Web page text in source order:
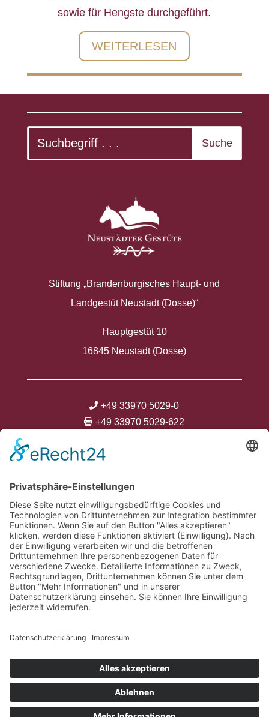
sowie für Hengste durchgeführt.
WEITERLESEN
Stiftung „Brandenburgisches Haupt- und
Landgestüt Neustadt (Dosse)“
Hauptgestüt 10
16845 Neustadt (Dosse)
 +49 33970 5029-0
 +49 33970 5029-622
Kontakt
Anfahrt
Datenschutzerklärung
Impressum
ANMELDUNG ZUM
NEWSLETTER